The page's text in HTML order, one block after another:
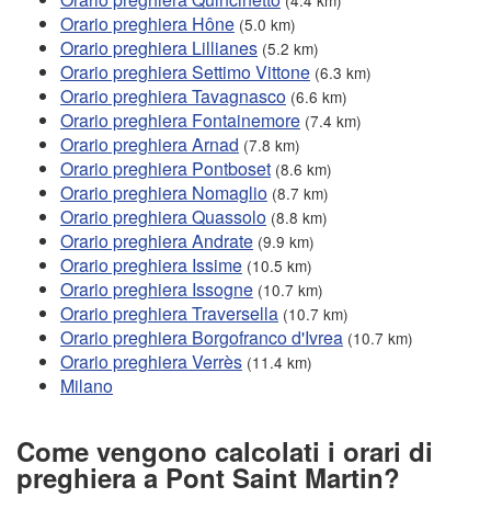
Orario preghiera Hône (5.0 km)
Orario preghiera Lillianes (5.2 km)
Orario preghiera Settimo Vittone (6.3 km)
Orario preghiera Tavagnasco (6.6 km)
Orario preghiera Fontainemore (7.4 km)
Orario preghiera Arnad (7.8 km)
Orario preghiera Pontboset (8.6 km)
Orario preghiera Nomaglio (8.7 km)
Orario preghiera Quassolo (8.8 km)
Orario preghiera Andrate (9.9 km)
Orario preghiera Issime (10.5 km)
Orario preghiera Issogne (10.7 km)
Orario preghiera Traversella (10.7 km)
Orario preghiera Borgofranco d'Ivrea (10.7 km)
Orario preghiera Verrès (11.4 km)
Milano
Come vengono calcolati i orari di
preghiera a Pont Saint Martin?